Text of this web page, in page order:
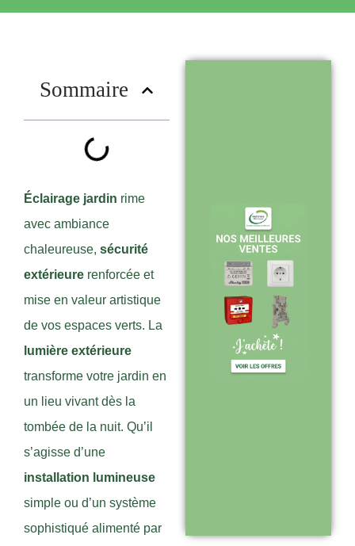
Sommaire
Éclairage jardin rime
avec ambiance
chaleureuse, sécurité
extérieure renforcée et
mise en valeur artistique
de vos espaces verts. La
lumière extérieure
transforme votre jardin en
un lieu vivant dès la
tombée de la nuit. Qu’il
s’agisse d’une
installation lumineuse
simple ou d’un système
sophistiqué alimenté par
Expédition sous
24-48h :
livraison rapide
après validation
de commande